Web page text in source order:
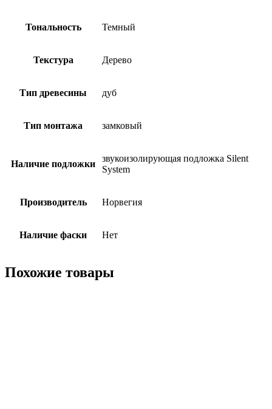
Тональность Темный
Текстура Дерево
Тип древесины дуб
Тип монтажа замковый
Наличие подложки
звукоизолирующая подложка Silent
System
Производитель Норвегия
Наличие фаски Нет
Похожие товары